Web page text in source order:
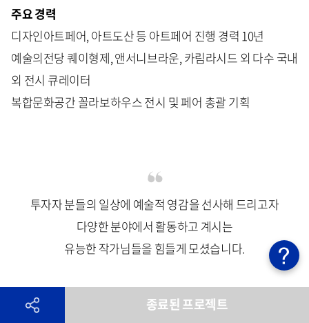
주요 경력
디자인아트페어, 아트도산 등 아트페어 진행 경력 10년
예술의전당 퀘이형제, 앤서니브라운, 카림라시드 외 다수 국내
외 전시 큐레이터
복합문화공간 꼴라보하우스 전시 및 페어 총괄 기획
투자자 분들의 일상에 예술적 영감을 선사해 드리고자
다양한 분야에서 활동하고 계시는
유능한 작가님들을 힘들게 모셨습니다.
미술품에 대한 관심이 지속적으로 늘고 있는 요즘
<Meet - Up : Art>
종료된 프로젝트